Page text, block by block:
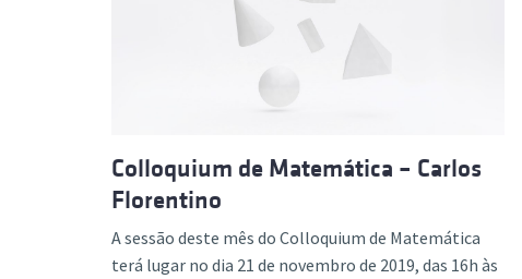
Colloquium de Matemática – Carlos
Florentino
A sessão deste mês do Colloquium de Matemática
terá lugar no dia 21 de novembro de 2019, das 16h às